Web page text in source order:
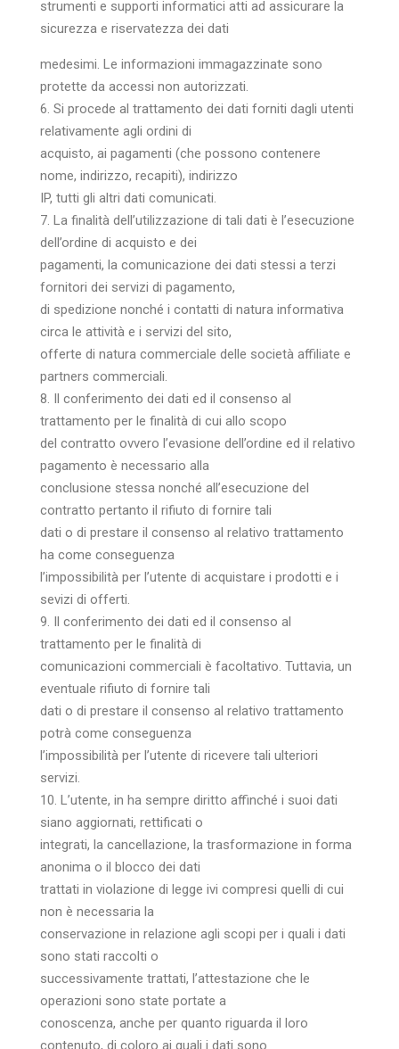
strumenti e supporti informatici atti ad assicurare la
sicurezza e riservatezza dei dati
medesimi. Le informazioni immagazzinate sono
protette da accessi non autorizzati.
6. Si procede al trattamento dei dati forniti dagli utenti
relativamente agli ordini di
acquisto, ai pagamenti (che possono contenere
nome, indirizzo, recapiti), indirizzo
IP, tutti gli altri dati comunicati.
7. La finalità dell’utilizzazione di tali dati è l’esecuzione
dell’ordine di acquisto e dei
pagamenti, la comunicazione dei dati stessi a terzi
fornitori dei servizi di pagamento,
di spedizione nonché i contatti di natura informativa
circa le attività e i servizi del sito,
offerte di natura commerciale delle società affiliate e
partners commerciali.
8. Il conferimento dei dati ed il consenso al
trattamento per le finalità di cui allo scopo
del contratto ovvero l’evasione dell’ordine ed il relativo
pagamento è necessario alla
conclusione stessa nonché all’esecuzione del
contratto pertanto il rifiuto di fornire tali
dati o di prestare il consenso al relativo trattamento
ha come conseguenza
l’impossibilità per l’utente di acquistare i prodotti e i
sevizi di offerti.
9. Il conferimento dei dati ed il consenso al
trattamento per le finalità di
comunicazioni commerciali è facoltativo. Tuttavia, un
eventuale rifiuto di fornire tali
dati o di prestare il consenso al relativo trattamento
potrà come conseguenza
l’impossibilità per l’utente di ricevere tali ulteriori
servizi.
10. L’utente, in ha sempre diritto affinché i suoi dati
siano aggiornati, rettificati o
integrati, la cancellazione, la trasformazione in forma
anonima o il blocco dei dati
trattati in violazione di legge ivi compresi quelli di cui
non è necessaria la
conservazione in relazione agli scopi per i quali i dati
sono stati raccolti o
successivamente trattati, l’attestazione che le
operazioni sono state portate a
conoscenza, anche per quanto riguarda il loro
contenuto, di coloro ai quali i dati sono